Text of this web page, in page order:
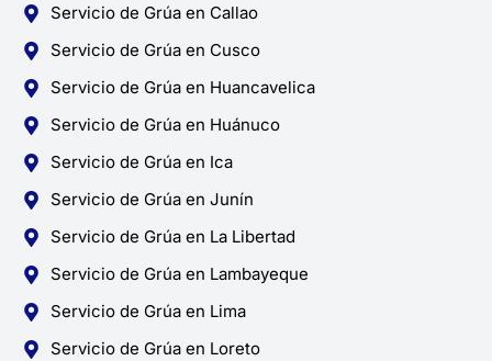
Servicio de Grúa en Callao
Servicio de Grúa en Cusco
Servicio de Grúa en Huancavelica
Servicio de Grúa en Huánuco
Servicio de Grúa en Ica
Servicio de Grúa en Junín
Servicio de Grúa en La Libertad
Servicio de Grúa en Lambayeque
Servicio de Grúa en Lima
Servicio de Grúa en Loreto